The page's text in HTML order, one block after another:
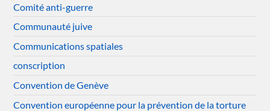
Comité anti-guerre
Communauté juive
Communications spatiales
conscription
Convention de Genève
Convention européenne pour la prévention de la torture